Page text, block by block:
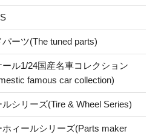
ーツ(The tuned parts)
ル1/24国産名車コレクション
famous car collection)
シリーズ(Tire & Wheel Series)
ィールシリーズ(Parts maker